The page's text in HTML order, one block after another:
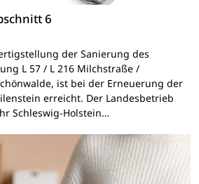
6
der Sanierung des
L 57 / L 216 Milchstraße /
ist bei der Erneuerung der
erreicht. Der Landesbetrieb
Schleswig-Holstein…